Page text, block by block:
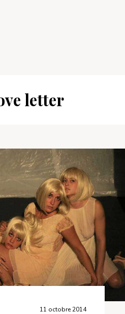
letter
11 octobre 2014